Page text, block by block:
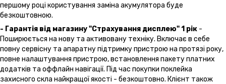
першому році користування заміна акумулятора буде
безкоштовною.
- Гарантія від магазину "Страхування дисплею" 1 рік -
Поширюється на нову та активовану техніку. Включає в себе
повну сервісну та апаратну підтримку пристрою на протязі року,
повне налаштування пристрою, встановлення пакету платних
додатків та оффлайн навігації. Під час покупки поклейка
захисного скла найкращої якості - безкоштовно. Клієнт також